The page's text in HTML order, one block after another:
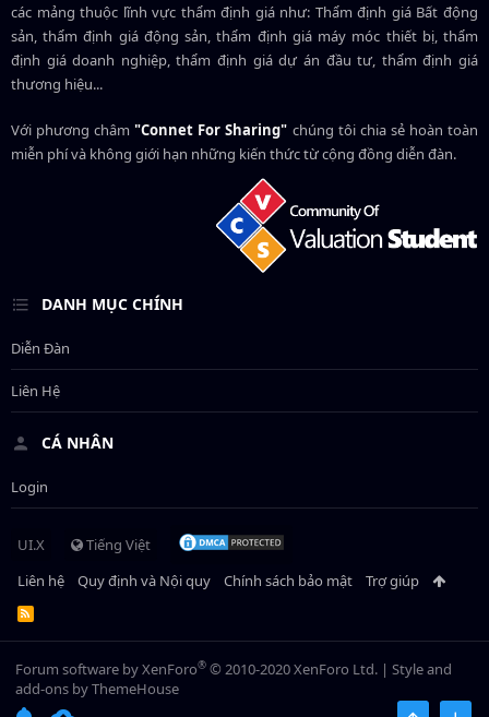
các mảng thuộc lĩnh vực thẩm định giá như: Thẩm định giá Bất động
sản, thẩm định giá động sản, thẩm định giá máy móc thiết bị, thẩm
định giá doanh nghiệp, thẩm định giá dự án đầu tư, thẩm định giá
thương hiệu...
Với phương châm"Connet For Sharing" chúng tôi chia sẻ hoàn toàn
miễn phí và không giới hạn những kiến thức từ cộng đồng diễn đàn.
DANH MỤC CHÍNH
Diễn Đàn
Liên Hệ
CÁ NHÂN
Login
UI.X
Tiếng Việt
Liên hệ
Quy định và Nội quy Chính sách bảo mật Trợ giúp
R
S
Forum software by XenForo® © 2010-2020 XenForo Ltd. | Style and
add-ons by ThemeHouse